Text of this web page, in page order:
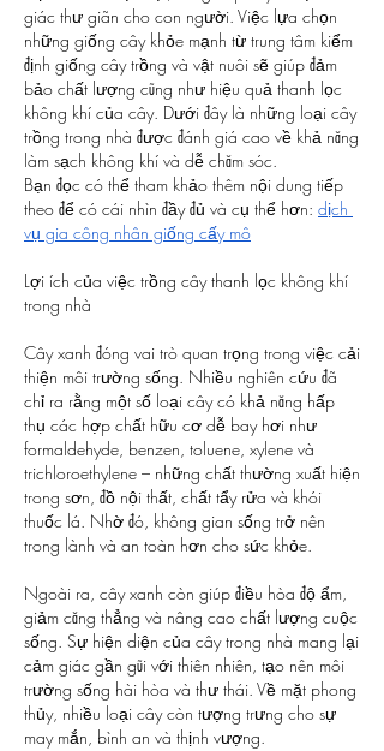
giác thư giãn cho con người. Việc lựa chọn
những giống cây khỏe mạnh từ trung tâm kiểm
định giống cây trồng và vật nuôi sẽ giúp đảm
bảo chất lượng cũng như hiệu quả thanh lọc
không khí của cây. Dưới đây là những loại cây
trồng trong nhà được đánh giá cao về khả năng
làm sạch không khí và dễ chăm sóc.
Bạn đọc có thể tham khảo thêm nội dung tiếp
theo để có cái nhìn đầy đủ và cụ thể hơn: dịch
vụ gia công nhân giống cấy mô
Lợi ích của việc trồng cây thanh lọc không khí
trong nhà
Cây xanh đóng vai trò quan trọng trong việc cải
thiện môi trường sống. Nhiều nghiên cứu đã
chỉ ra rằng một số loại cây có khả năng hấp
thụ các hợp chất hữu cơ dễ bay hơi như
formaldehyde, benzen, toluene, xylene và
trichloroethylene – những chất thường xuất hiện
trong sơn, đồ nội thất, chất tẩy rửa và khói
thuốc lá. Nhờ đó, không gian sống trở nên
trong lành và an toàn hơn cho sức khỏe.
Ngoài ra, cây xanh còn giúp điều hòa độ ẩm,
giảm căng thẳng và nâng cao chất lượng cuộc
sống. Sự hiện diện của cây trong nhà mang lại
cảm giác gần gũi với thiên nhiên, tạo nên môi
trường sống hài hòa và thư thái. Về mặt phong
thủy, nhiều loại cây còn tượng trưng cho sự
may mắn, bình an và thịnh vượng.